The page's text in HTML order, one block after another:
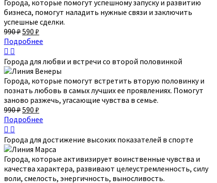
Города, которые помогут успешному запуску и развитию
бизнеса, помогут наладить нужные связи и заключить
успешные сделки.
990₽590 ₽
Подробнее
Города для любви и встречи со второй половинкой
Города, которые помогут встретить вторую половинку и
познать любовь в самых лучших ее проявлениях. Помогут
заново разжечь, угасающие чувства в семье.
990₽590 ₽
Подробнее
Города для достижение высоких показателей в спорте
Города, которые активизирует воинственные чувства и
качества характера, развивают целеустремленность, силу
воли, смелость, энергичность, выносливость.